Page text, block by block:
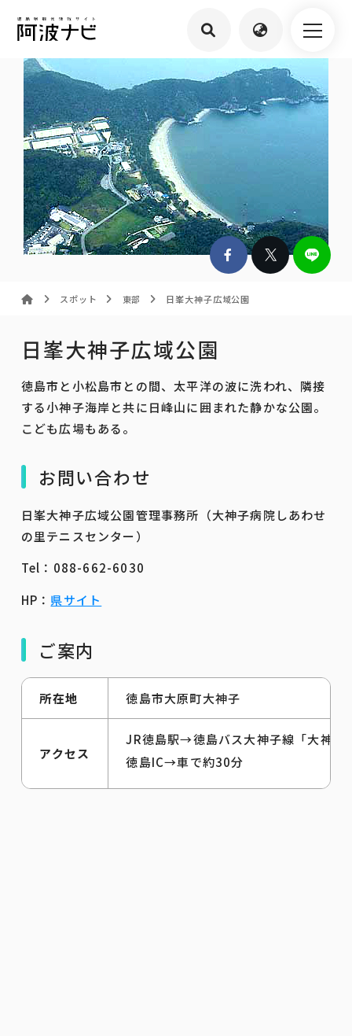
スポット 東部 日峯大神子広域公園
日峯大神子広域公園
徳島市と小松島市との間、太平洋の波に洗われ、隣接
する小神子海岸と共に日峰山に囲まれた静かな公園。
こども広場もある。
お問い合わせ
日峯大神子広域公園管理事務所（大神子病院しあわせ
の里テニスセンター）
Tel：088-662-6030
HP： 県サイト
ご案内
所在地 徳島市大原町大神子
アクセス
JR徳島駅→徳島バス大神子線「大神子
徳島IC→車で約30分